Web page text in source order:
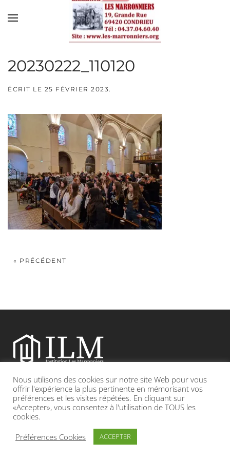
Skip to main content
20230222_110120
ÉCRIT LE 25 FÉVRIER 2023.
« PRÉCÉDENT
Etablissement catholique sous contrat d’association avec l’Etat
Adresse : 19, Grande rue 69420 CONDRIEU
INFOS LÉGALES POLITIQUE DE CONFIDENTIALITÉ
Nous utilisons des cookies sur notre site Web pour vous
offrir l'expérience la plus pertinente en mémorisant vos
préférences et les visites répétées. En cliquant sur
«Accepter», vous consentez à l'utilisation de TOUS les
cookies.
Préférences Cookies
ACCEPTER